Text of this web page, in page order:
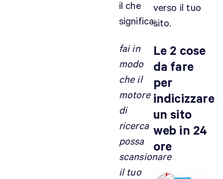
il che
significa:
fai in
modo
che il
motore
di
ricerca
possa
scansionare
il tuo
verso il tuo
sito.
Le 2 cose
da fare
per
indicizzare
un sito
web in 24
ore